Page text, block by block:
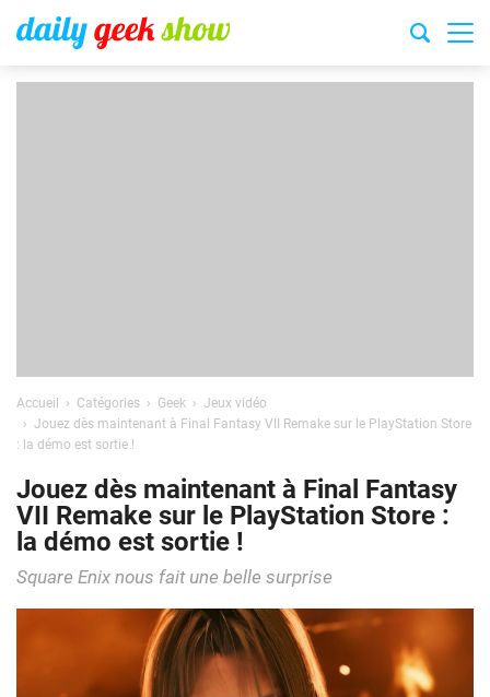
Accueil Catégories Geek
Jeux vidéo
Jouez dès maintenant à Final Fantasy VII Remake sur le PlayStation Store
: la démo est sortie !
Jouez dès maintenant à Final Fantasy
VII Remake sur le PlayStation Store :
la démo est sortie !
Square Enix nous fait une belle surprise